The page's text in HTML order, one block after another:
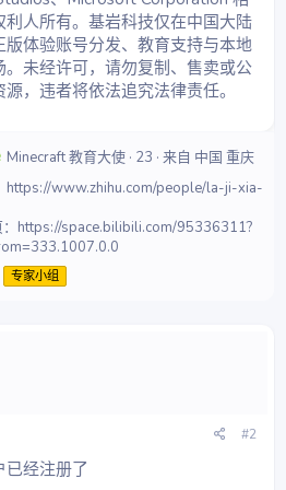
人所有。基岩科技仅在中国大陆
版体验账号分发、教育支持与本地
未经许可，请勿复制、售卖或公
，违者将依法追究法律责任。
Minecraft 教育大使 · 23 · 来自 中国 重庆
https://www.zhihu.com/people/la-ji-xia-
https://space.bilibili.com/95336311?
专家小组
#2
经注册了